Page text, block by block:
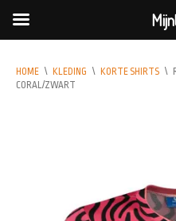
HOME \ KLEDING \ KORTE SHIRTS \
CORAL/ZWART